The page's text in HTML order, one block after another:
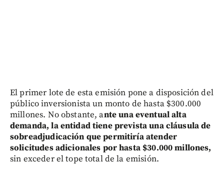
El primer lote de esta emisión pone a disposición del
público inversionista un monto de hasta $300.000
millones. No obstante, ante una eventual alta
demanda, la entidad tiene prevista una cláusula de
sobreadjudicación que permitiría atender
solicitudes adicionales por hasta $30.000 millones,
sin exceder el tope total de la emisión.